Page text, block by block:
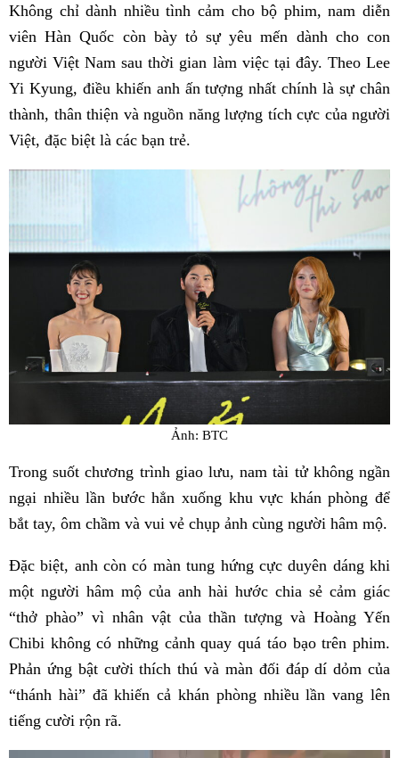
Không chỉ dành nhiều tình cảm cho bộ phim, nam diễn
viên Hàn Quốc còn bày tỏ sự yêu mến dành cho con
người Việt Nam sau thời gian làm việc tại đây. Theo Lee
Yi Kyung, điều khiến anh ấn tượng nhất chính là sự chân
thành, thân thiện và nguồn năng lượng tích cực của người
Việt, đặc biệt là các bạn trẻ.
Ảnh: BTC
Trong suốt chương trình giao lưu, nam tài tử không ngần
ngại nhiều lần bước hẳn xuống khu vực khán phòng để
bắt tay, ôm chầm và vui vẻ chụp ảnh cùng người hâm mộ.
Đặc biệt, anh còn có màn tung hứng cực duyên dáng khi
một người hâm mộ của anh hài hước chia sẻ cảm giác
“thở phào” vì nhân vật của thần tượng và Hoàng Yến
Chibi không có những cảnh quay quá táo bạo trên phim.
Phản ứng bật cười thích thú và màn đối đáp dí dỏm của
“thánh hài” đã khiến cả khán phòng nhiều lần vang lên
tiếng cười rộn rã.